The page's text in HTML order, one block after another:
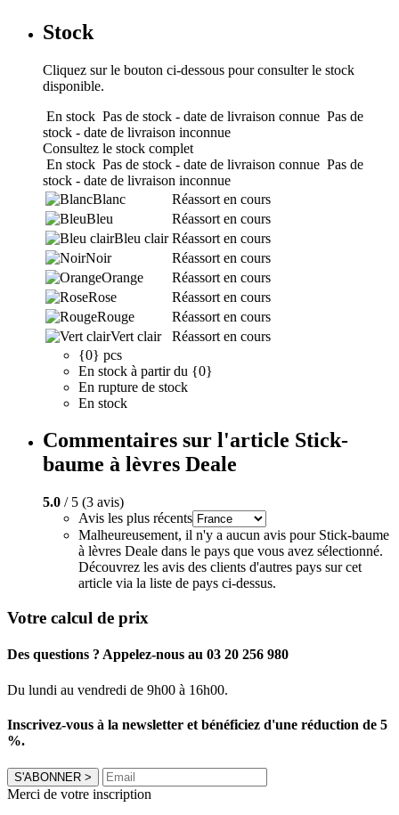
Stock
Cliquez sur le bouton ci-dessous pour consulter le stock
disponible.
En stock Pas de stock - date de livraison connue Pas de
stock - date de livraison inconnue
Consultez le stock complet
En stock Pas de stock - date de livraison connue Pas de
stock - date de livraison inconnue
Blanc
Réassort en cours
Bleu
Réassort en cours
Bleu clair Réassort en cours
Noir
Réassort en cours
Orange
Réassort en cours
Rose
Réassort en cours
Rouge
Réassort en cours
Vert clair
Réassort en cours
{0} pcs
En stock à partir du {0}
En rupture de stock
En stock
Commentaires sur l'article Stick-
baume à lèvres Deale
5.0 / 5 (3 avis)
Avis les plus récents
Malheureusement, il n'y a aucun avis pour Stick-baume
à lèvres Deale dans le pays que vous avez sélectionné.
Découvrez les avis des clients d'autres pays sur cet
article via la liste de pays ci-dessus.
Votre calcul de prix
Des questions ? Appelez-nous au 03 20 256 980
Du lundi au vendredi de 9h00 à 16h00.
Inscrivez-vous à la newsletter et bénéficiez d'une réduction de 5
%.
S'ABONNER >
Merci de votre inscription